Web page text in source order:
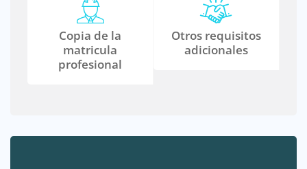
Copia de la
matricula
profesional
Otros requisitos
adicionales